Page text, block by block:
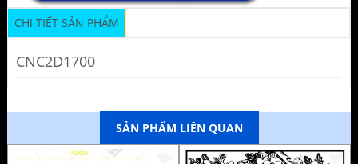
CHI TIẾT SẢN PHẨM
CNC2D1700
SẢN PHẨM LIÊN QUAN